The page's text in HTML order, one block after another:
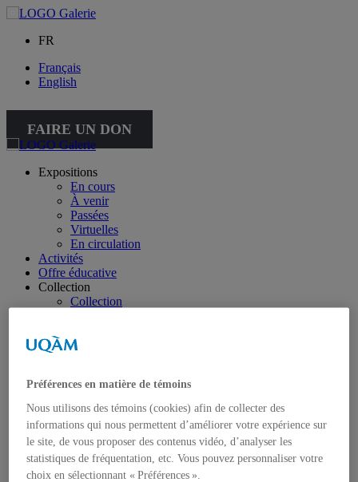
FR
Français
English
FAIRE UN DON
Expositions
En cours
À venir
Passées
Virtuelles
En circulation
Activités
Offre éducative
Collection
Collection
À propos de la petite collection
À propos des publications
À propos des Éditions les petits carnets
Actualités
À propos
Accessibilité
Contact
Mandat
Préférences en matière de témoins
Nous utilisons des témoins (cookies) afin de collecter des
informations qui nous permettent d’améliorer votre expérience sur
le site, de vous proposer des contenus vidéo, d’analyser les
statistiques de fréquentation, etc. Vous pouvez personnaliser votre
choix en sélectionnant « Préférences ».